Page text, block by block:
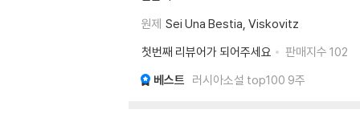
원제 Sei Una Bestia, Viskovitz
첫번째 리뷰어가 되어주세요
판매지수 102
베스트 러시아소설 top100 9주